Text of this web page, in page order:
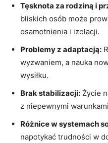
Tęsknota za rodziną i
bliskich osób może
osamotnienia i izolacji.
Problemy z adaptacją:
wyzwaniem, a nauka
wysiłku.
Brak stabilizacji: Życie
z niepewnymi
Różnice w systemach
napotykać trudności w